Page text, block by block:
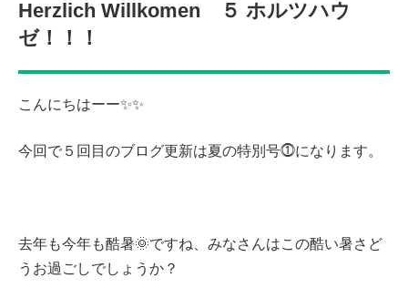
Herzlich Willkomen ５ ホルツハウ
ゼ！！！
こんにちはーー✨✨
今回で５回目のブログ更新は夏の特別号⓵になります。
去年も今年も酷暑🌞ですね、みなさんはこの酷い暑さど
うお過ごしでしょうか？